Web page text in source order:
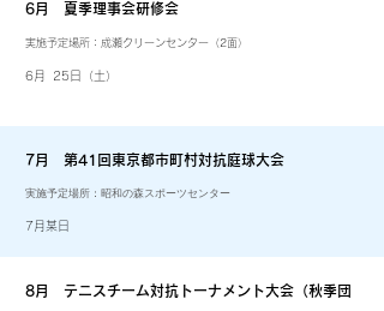
6月 夏季理事会研修会
実施予定場所：成瀬クリーンセンター（2面）
6月 25日（土）
7月 第41回東京都市町村対抗庭球大会
​実施予定場所：昭和の森スポーツセンター
7月某日
8月 テニスチーム対抗トーナメント大会（秋季団